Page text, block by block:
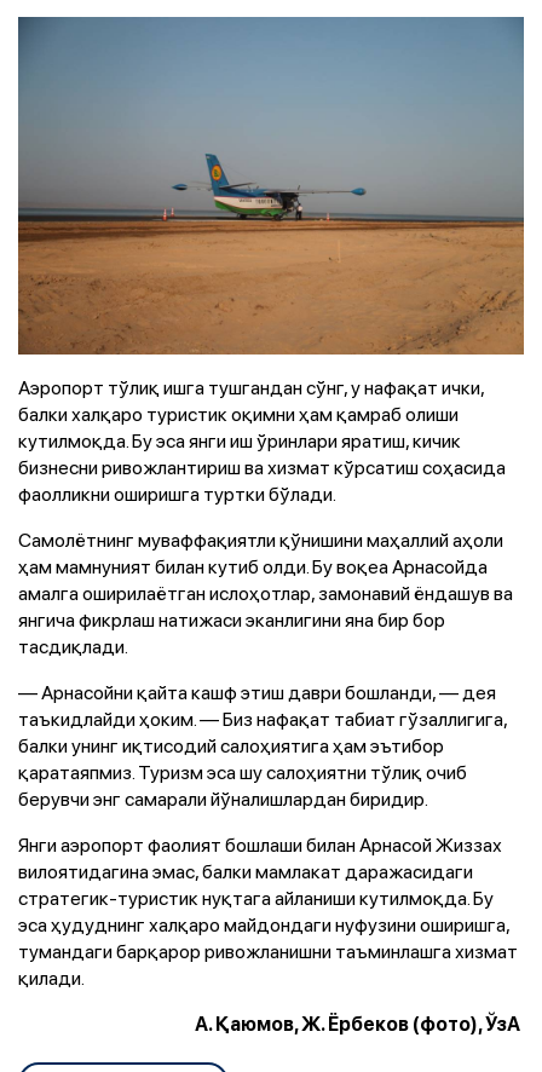
Аэропорт тўлиқ ишга тушгандан сўнг, у нафақат ички,
балки халқаро туристик оқимни ҳам қамраб олиши
кутилмоқда. Бу эса янги иш ўринлари яратиш, кичик
бизнесни ривожлантириш ва хизмат кўрсатиш соҳасида
фаолликни оширишга туртки бўлади.
Самолётнинг муваффақиятли қўнишини маҳаллий аҳоли
ҳам мамнуният билан кутиб олди. Бу воқеа Арнасойда
амалга оширилаётган ислоҳотлар, замонавий ёндашув ва
янгича фикрлаш натижаси эканлигини яна бир бор
тасдиқлади.
— Арнасойни қайта кашф этиш даври бошланди, — дея
таъкидлайди ҳоким. — Биз нафақат табиат гўзаллигига,
балки унинг иқтисодий салоҳиятига ҳам эътибор
қаратаяпмиз. Туризм эса шу салоҳиятни тўлиқ очиб
берувчи энг самарали йўналишлардан биридир.
Янги аэропорт фаолият бошлаши билан Арнасой Жиззах
вилоятидагина эмас, балки мамлакат даражасидаги
стратегик-туристик нуқтага айланиши кутилмоқда. Бу
эса ҳудуднинг халқаро майдондаги нуфузини оширишга,
тумандаги барқарор ривожланишни таъминлашга хизмат
қилади.
А. Қаюмов, Ж. Ёрбеков (фото), ЎзА